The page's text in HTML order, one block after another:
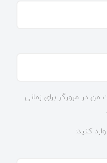
من در مرورگر برای زمانی
کنید: